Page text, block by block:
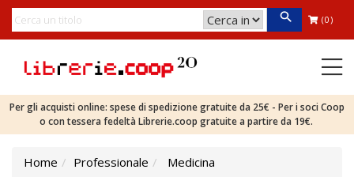
(0)
Per gli acquisti online: spese di spedizione gratuite da 25€ - Per i soci Coop
o con tessera fedeltà Librerie.coop gratuite a partire da 19€.
Home Professionale
Medicina